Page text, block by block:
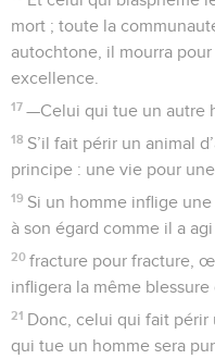
il considérera le
vente et versera le prix
ainsi il rentrera en
elle restera entre les
jubilé. A ce moment-là,
possession.
29 Si quelqu’un vend une
une ville entourée de
une année entière à partir
cela.
30 Si la maison n’a pas
complète, elle sera